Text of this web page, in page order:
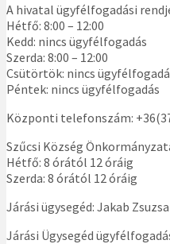
A hivatal ügyfélfogadási
Hétfő: 8:00 – 12:00
Kedd: nincs ügyfélfogadás
Szerda: 8:00 – 12:00
Csütörtök: nincs
Péntek: nincs ügyfélfogadás
Központi telefonszám:
Szűcsi Község
Hétfő: 8 órától 12 óráig
Szerda: 8 órától 12 óráig
Járási ügysegéd: Jakab
Járási Ügysegéd